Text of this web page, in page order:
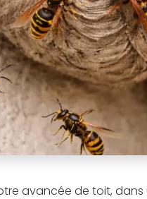
avancée de toit,